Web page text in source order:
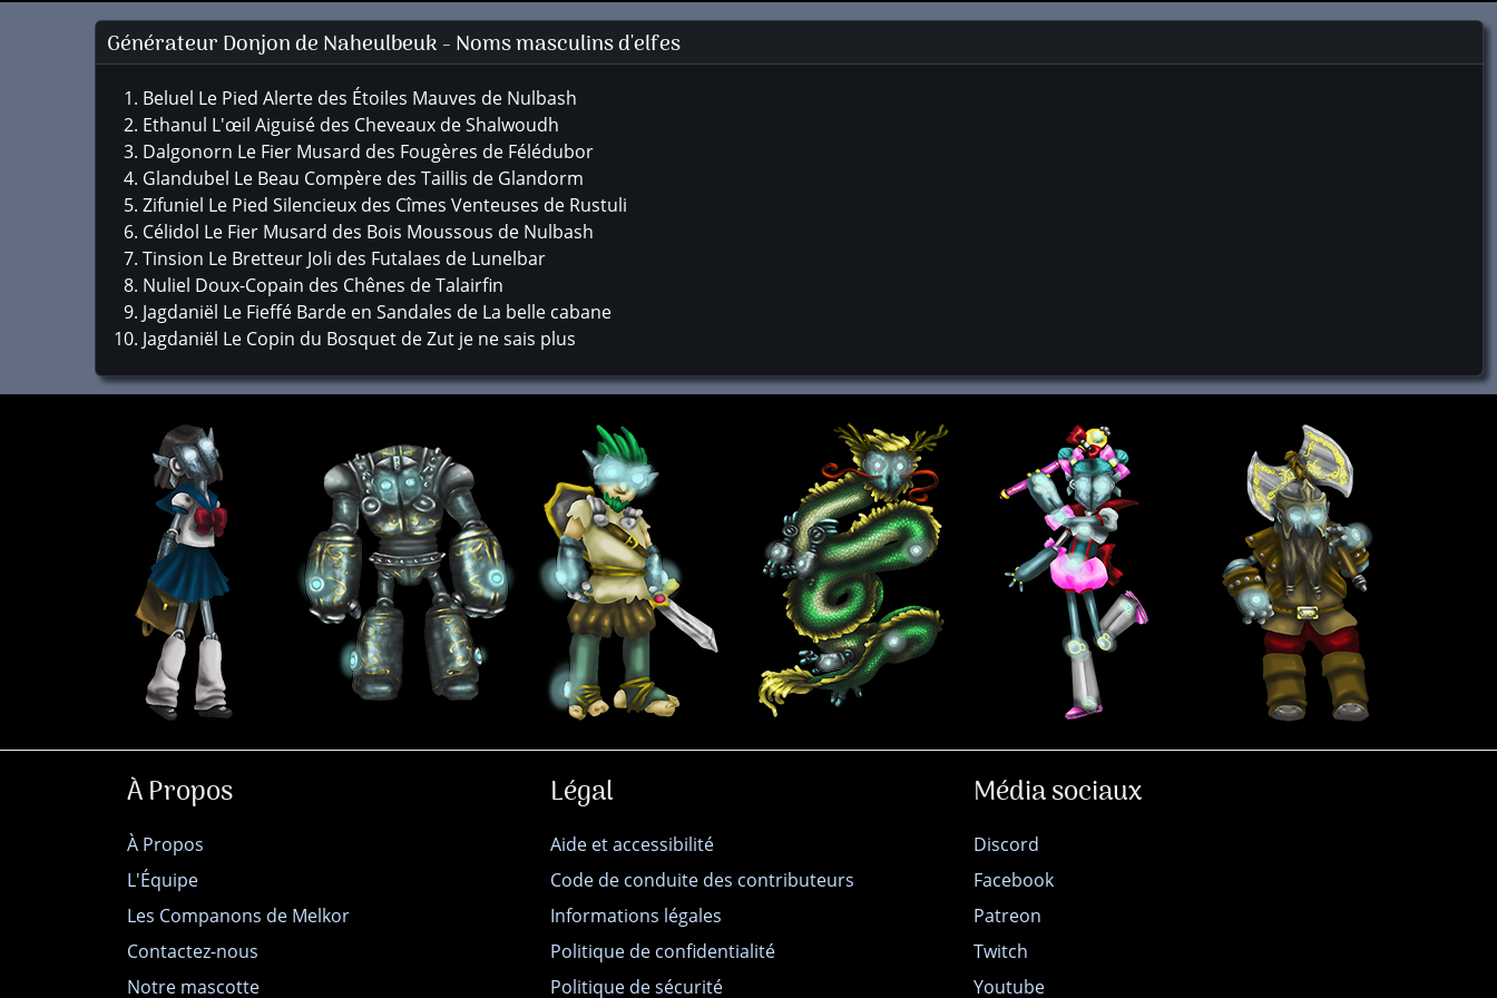
Générateur Donjon de Naheulbeuk - Noms masculins d'elfes
Beluel Le Pied Alerte des Étoiles Mauves de Nulbash
Ethanul L'œil Aiguisé des Cheveaux de Shalwoudh
Dalgonorn Le Fier Musard des Fougères de Félédubor
Glandubel Le Beau Compère des Taillis de Glandorm
Zifuniel Le Pied Silencieux des Cîmes Venteuses de Rustuli
Célidol Le Fier Musard des Bois Moussous de Nulbash
Tinsion Le Bretteur Joli des Futalaes de Lunelbar
Nuliel Doux-Copain des Chênes de Talairfin
Jagdaniël Le Fieffé Barde en Sandales de La belle cabane
Jagdaniël Le Copin du Bosquet de Zut je ne sais plus
À Propos
À Propos
L'Équipe
Les Companons de Melkor
Contactez-nous
Notre mascotte
Légal
Aide et accessibilité
Code de conduite des contributeurs
Informations légales
Politique de confidentialité
Politique de sécurité
Média sociaux
Discord
Facebook
Patreon
Twitch
Youtube